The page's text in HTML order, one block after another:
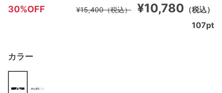
30%OFF ¥10,780 （税込）
¥15,400（税込）
カラー
107pt